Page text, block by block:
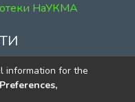
НаУКМА
Сковороди, 2
information for the